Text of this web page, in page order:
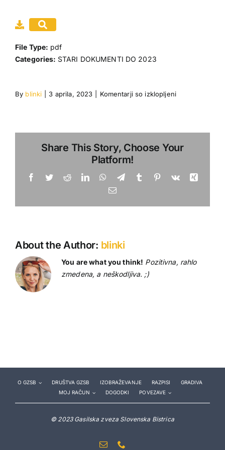
Dogodki
Povezave
File Type: pdf
Categories: STARI DOKUMENTI DO 2023
By blinki 3 aprila, 2023 Komentarji so izklopljeniza
Share This Story, Choose Your
Platform!
Facebook
TwitterRedditLinkedInWhatsApp
TelegramTumblrPinterest
Vk
Xing
Email
About the Author: blinki
You are what you think! Pozitivna, rahlo
zmedena, a neškodljiva. ;)
O GZSB DRUŠTVA GZSB IZOBRAŽEVANJE RAZPISI
GRADIVA
MOJ RAČUN
DOGODKI POVEZAVE
© 2023 Gasilska zveza Slovenska Bistrica